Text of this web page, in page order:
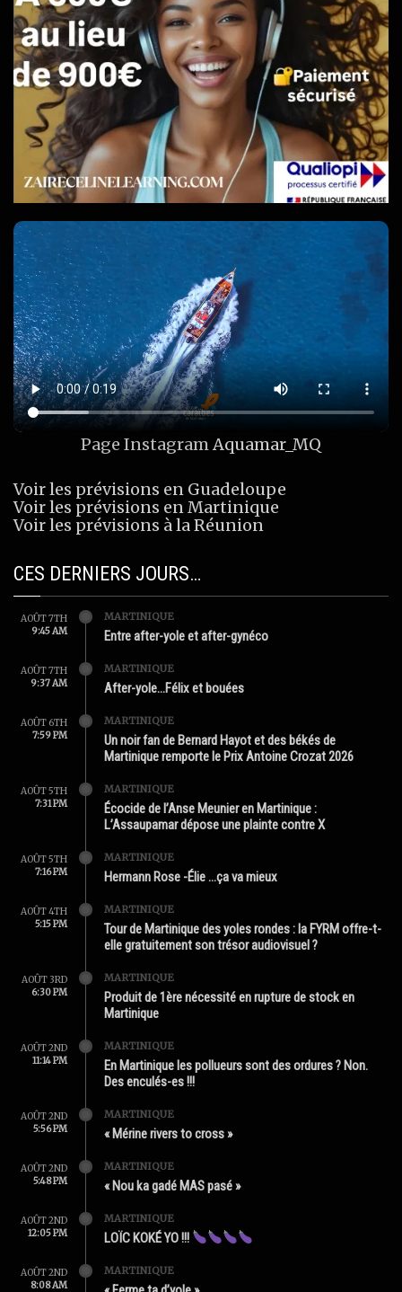
Page InstagramAquamar_MQ
Voir les prévisions en Guadeloupe
Voir les prévisions en Martinique
Voir les prévisions à la Réunion
CES DERNIERS JOURS…
AOÛT 7TH
9:45 AM
MARTINIQUE
Entre after-yole et after-gynéco
AOÛT 7TH
9:37 AM
MARTINIQUE
After-yole…Félix et bouées
AOÛT 6TH
7:59 PM
MARTINIQUE
Un noir fan de Bernard Hayot et des békés de
Martinique remporte le Prix Antoine Crozat 2026
AOÛT 5TH
7:31 PM
MARTINIQUE
Écocide de l’Anse Meunier en Martinique :
L’Assaupamar dépose une plainte contre X
AOÛT 5TH
7:16 PM
MARTINIQUE
Hermann Rose -Élie …ça va mieux
AOÛT 4TH
5:15 PM
MARTINIQUE
Tour de Martinique des yoles rondes : la FYRM offre-t-
elle gratuitement son trésor audiovisuel ?
AOÛT 3RD
6:30 PM
MARTINIQUE
Produit de 1ère nécessité en rupture de stock en
Martinique
AOÛT 2ND
11:14 PM
MARTINIQUE
En Martinique les pollueurs sont des ordures ? Non.
Des enculés-es !!!
AOÛT 2ND
5:56 PM
MARTINIQUE
« Mérine rivers to cross »
AOÛT 2ND
5:48 PM
MARTINIQUE
« Nou ka gadé MAS pasé »
AOÛT 2ND
12:05 PM
MARTINIQUE
LOÏC KOKÉ YO !!!
AOÛT 2ND
8:08 AM
MARTINIQUE